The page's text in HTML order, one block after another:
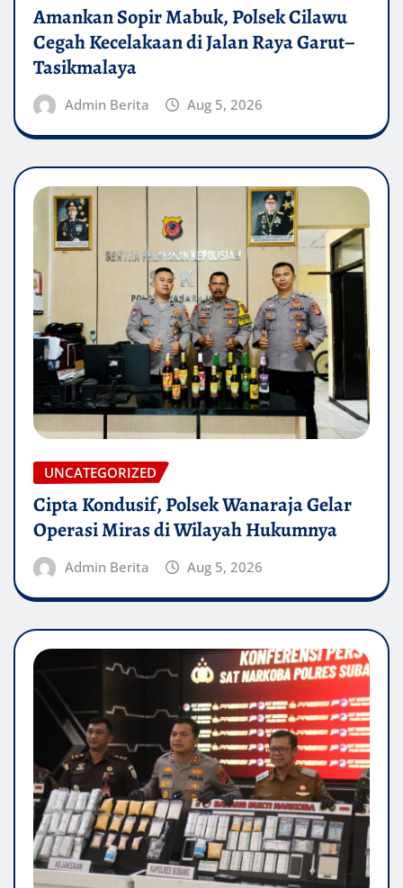
Amankan Sopir Mabuk, Polsek Cilawu
Cegah Kecelakaan di Jalan Raya Garut–
Tasikmalaya
Admin Berita Aug 5, 2026
UNCATEGORIZED
Cipta Kondusif, Polsek Wanaraja Gelar
Operasi Miras di Wilayah Hukumnya
Admin Berita Aug 5, 2026